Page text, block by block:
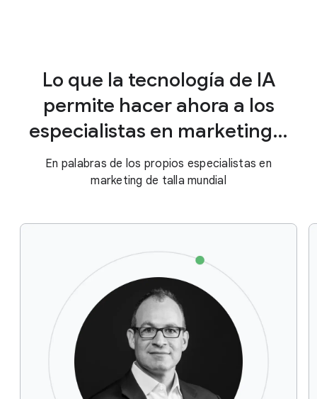
Lo que la tecnología de IA
permite hacer ahora a los
especialistas en marketing…
En palabras de los propios especialistas en
marketing de talla mundial